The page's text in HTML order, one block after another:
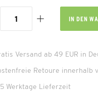
IN DEN
Versand ab 49 EUR in
Retoure innerhalb
Werktage Lieferzeit